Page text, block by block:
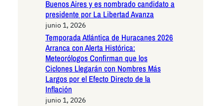
Buenos Aires y es nombrado candidato a
presidente por La Libertad Avanza
junio 1, 2026
Temporada Atlántica de Huracanes 2026
Arranca con Alerta Histórica:
Meteorólogos Confirman que los
Ciclones Llegarán con Nombres Más
Largos por el Efecto Directo de la
Inflación
junio 1, 2026